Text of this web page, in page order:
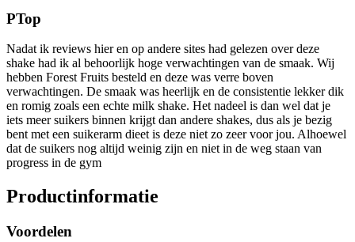
PTop
Nadat ik reviews hier en op andere sites had gelezen over deze
shake had ik al behoorlijk hoge verwachtingen van de smaak. Wij
hebben Forest Fruits besteld en deze was verre boven
verwachtingen. De smaak was heerlijk en de consistentie lekker dik
en romig zoals een echte milk shake. Het nadeel is dan wel dat je
iets meer suikers binnen krijgt dan andere shakes, dus als je bezig
bent met een suikerarm dieet is deze niet zo zeer voor jou. Alhoewel
dat de suikers nog altijd weinig zijn en niet in de weg staan van
progress in de gym
Productinformatie
Voordelen